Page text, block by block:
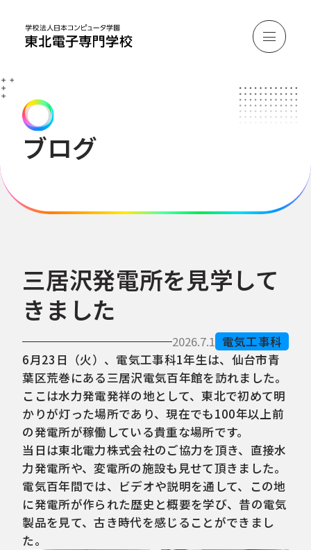
ブログ
三居沢発電所を見学して
きました
2026.7.1 電気工事科
6月23日（火）、電気工事科1年生は、仙台市青
葉区荒巻にある三居沢電気百年館を訪れました。
ここは水力発電発祥の地として、東北で初めて明
かりが灯った場所であり、現在でも100年以上前
の発電所が稼働している貴重な場所です。
当日は東北電力株式会社のご協力を頂き、直接水
力発電所や、変電所の施設も見せて頂きました。
電気百年間では、ビデオや説明を通して、この地
に発電所が作られた歴史と概要を学び、昔の電気
製品を見て、古き時代を感じることができまし
た。